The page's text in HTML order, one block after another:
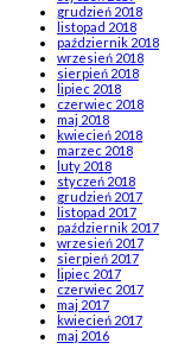
grudzień 2018
listopad 2018
październik 2018
wrzesień 2018
sierpień 2018
lipiec 2018
czerwiec 2018
maj 2018
kwiecień 2018
marzec 2018
luty 2018
styczeń 2018
grudzień 2017
listopad 2017
październik 2017
wrzesień 2017
sierpień 2017
lipiec 2017
czerwiec 2017
maj 2017
kwiecień 2017
maj 2016